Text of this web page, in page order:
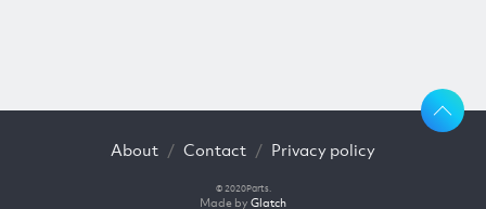
About Contact Privacy policy
© 2020Parts.
Made byGlatch